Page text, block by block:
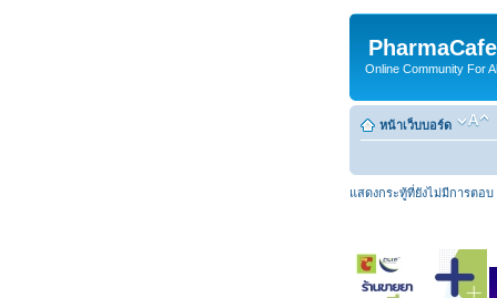
Online Community For
หน้าเว็บบอร์ด
แสดงกระทู้ที่ยังไม่มีการตอบ